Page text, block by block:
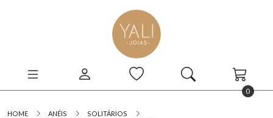
0
HOME ANÉIS
SOLITÁRIOS